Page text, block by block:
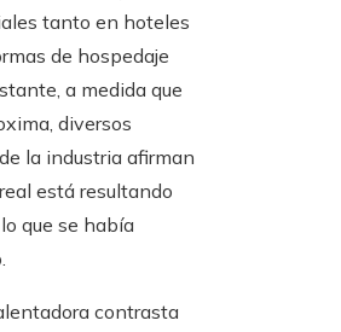
tanto en hoteles
de hospedaje
a medida que
diversos
la industria afirman
está resultando
que se había
contrasta